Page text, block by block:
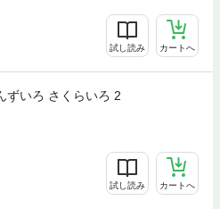
試し読み カートへ
ずいろ さくらいろ 2
試し読み カートへ